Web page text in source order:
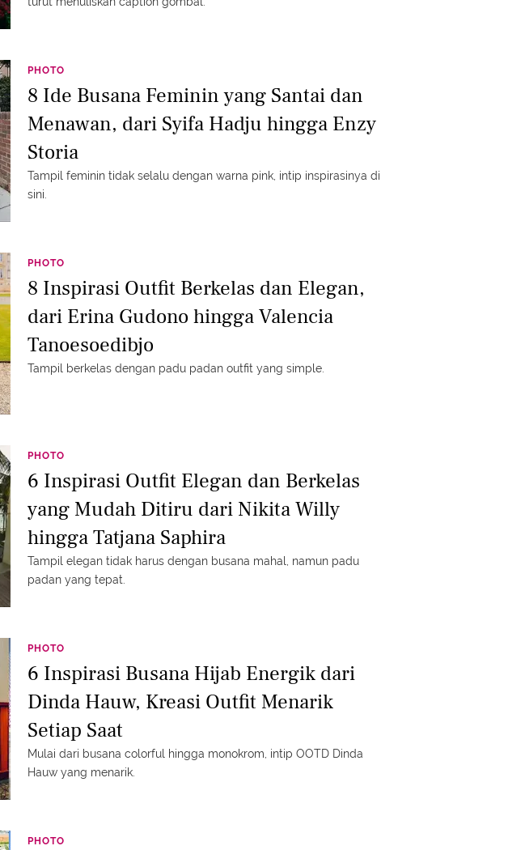
PHOTO
8 Ide Busana Feminin yang Santai dan
Menawan, dari Syifa Hadju hingga Enzy
Storia
Tampil feminin tidak selalu dengan warna pink, intip inspirasinya di
sini.
PHOTO
8 Inspirasi Outfit Berkelas dan Elegan,
dari Erina Gudono hingga Valencia
Tanoesoedibjo
Tampil berkelas dengan padu padan outfit yang simple.
PHOTO
6 Inspirasi Outfit Elegan dan Berkelas
yang Mudah Ditiru dari Nikita Willy
hingga Tatjana Saphira
Tampil elegan tidak harus dengan busana mahal, namun padu
padan yang tepat.
PHOTO
6 Inspirasi Busana Hijab Energik dari
Dinda Hauw, Kreasi Outfit Menarik
Setiap Saat
Mulai dari busana colorful hingga monokrom, intip OOTD Dinda
Hauw yang menarik.
PHOTO